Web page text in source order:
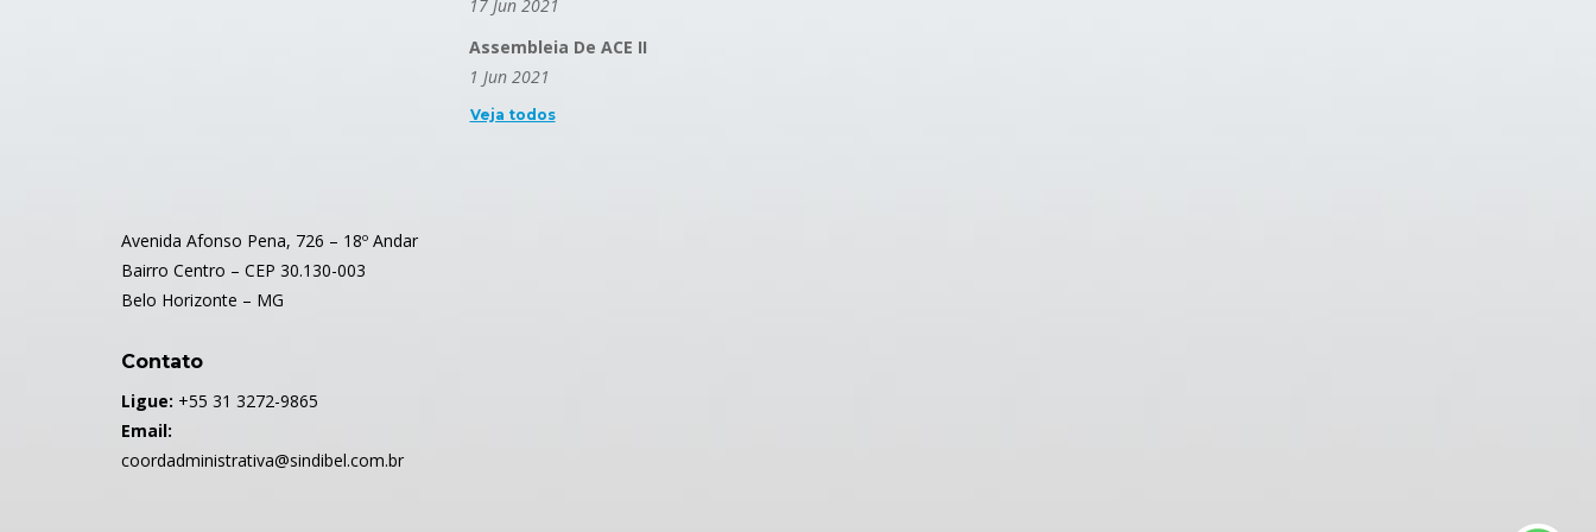
Avenida Afonso Pena, 726 – 18º Andar
Bairro Centro – CEP 30.130-003
Belo Horizonte – MG
Contato
Ligue: +55 31 3272-9865
Email:
coordadministrativa@sindibel.com.br
17 Jun 2021
Assembleia De ACE II
1 Jun 2021
Veja todos